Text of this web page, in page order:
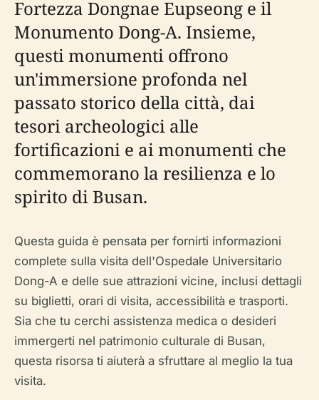
Fortezza Dongnae Eupseong e il
Monumento Dong-A. Insieme,
questi monumenti offrono
un'immersione profonda nel
passato storico della città, dai
tesori archeologici alle
fortificazioni e ai monumenti che
commemorano la resilienza e lo
spirito di Busan.
Questa guida è pensata per fornirti informazioni
complete sulla visita dell'Ospedale Universitario
Dong-A e delle sue attrazioni vicine, inclusi dettagli
su biglietti, orari di visita, accessibilità e trasporti.
Sia che tu cerchi assistenza medica o desideri
immergerti nel patrimonio culturale di Busan,
questa risorsa ti aiuterà a sfruttare al meglio la tua
visita.